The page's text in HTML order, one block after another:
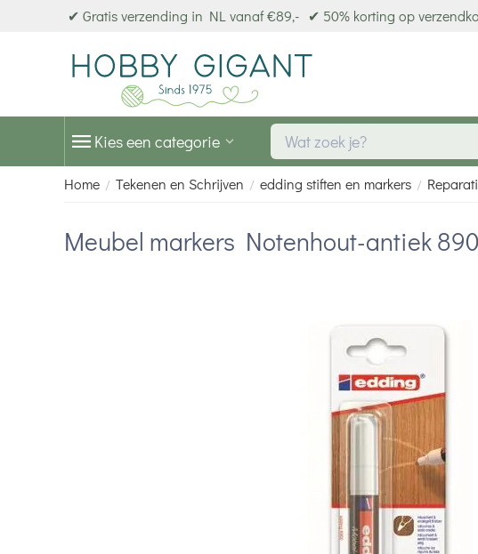
✔ Gratis verzending in NL vanaf €89,- ✔ 50% korting op
Kies een categorie
Home / Tekenen en Schrijven / edding stiften en markers /
Meubel markers Notenhout-antiek